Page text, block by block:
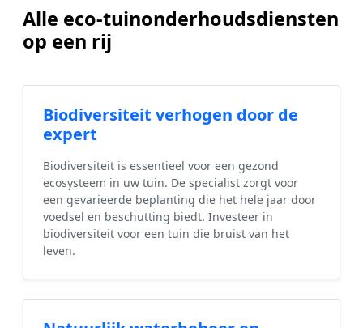
Alle eco-tuinonderhoudsdiensten
op een rij
Biodiversiteit verhogen door de
expert
Biodiversiteit is essentieel voor een gezond
ecosysteem in uw tuin. De specialist zorgt voor
een gevarieerde beplanting die het hele jaar door
voedsel en beschutting biedt. Investeer in
biodiversiteit voor een tuin die bruist van het
leven.